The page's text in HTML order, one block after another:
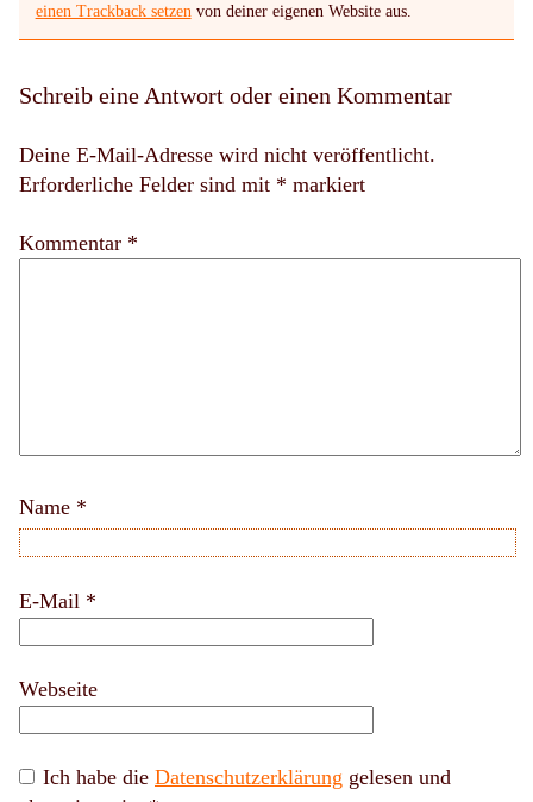
einen Trackback setzen von deiner eigenen Website aus.
Schreib eine Antwort oder einen Kommentar
Deine E-Mail-Adresse wird nicht veröffentlicht.
Erforderliche Felder sind mit * markiert
Kommentar *
Name *
E-Mail *
Webseite
Ich habe die Datenschutzerklärung gelesen und